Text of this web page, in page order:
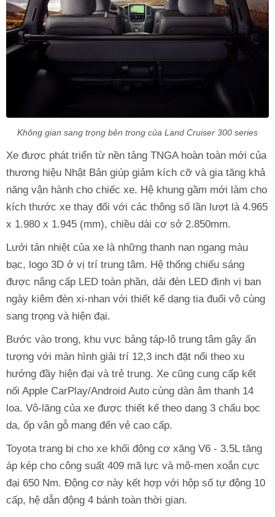
Không gian sang trọng bên trong của Land Cruiser 300 series
Xe được phát triển từ nền tảng TNGA hoàn toàn mới của
thương hiệu Nhật Bản giúp giảm kích cỡ và gia tăng khả
năng vận hành cho chiếc xe. Hệ khung gầm mới làm cho
kích thước xe thay đổi với các thông số lần lượt là 4.965
x 1.980 x 1.945 (mm), chiều dài cơ sở 2.850mm.
Lưới tản nhiệt của xe là những thanh nan ngang màu
bạc, logo 3D ở vị trí trung tâm. Hệ thống chiếu sáng
được nâng cấp LED toàn phần, dải đèn LED định vị ban
ngày kiêm đèn xi-nhan với thiết kế dạng tia đuổi vô cùng
sang trọng và hiện đại.
Bước vào trong, khu vực bảng táp-lô trung tâm gây ấn
tượng với màn hình giải trí 12,3 inch đặt nổi theo xu
hướng đầy hiện đại và trẻ trung. Xe cũng cung cấp kết
nối Apple CarPlay/Android Auto cùng dàn âm thanh 14
loa. Vô-lăng của xe được thiết kế theo dạng 3 chấu bọc
da, ốp vân gỗ mang đến vẻ cao cấp.
Toyota trang bị cho xe khối động cơ xăng V6 - 3.5L tăng
áp kép cho công suất 409 mã lực và mô-men xoắn cực
đại 650 Nm. Động cơ này kết hợp với hộp số tự động 10
cấp, hệ dẫn động 4 bánh toàn thời gian.